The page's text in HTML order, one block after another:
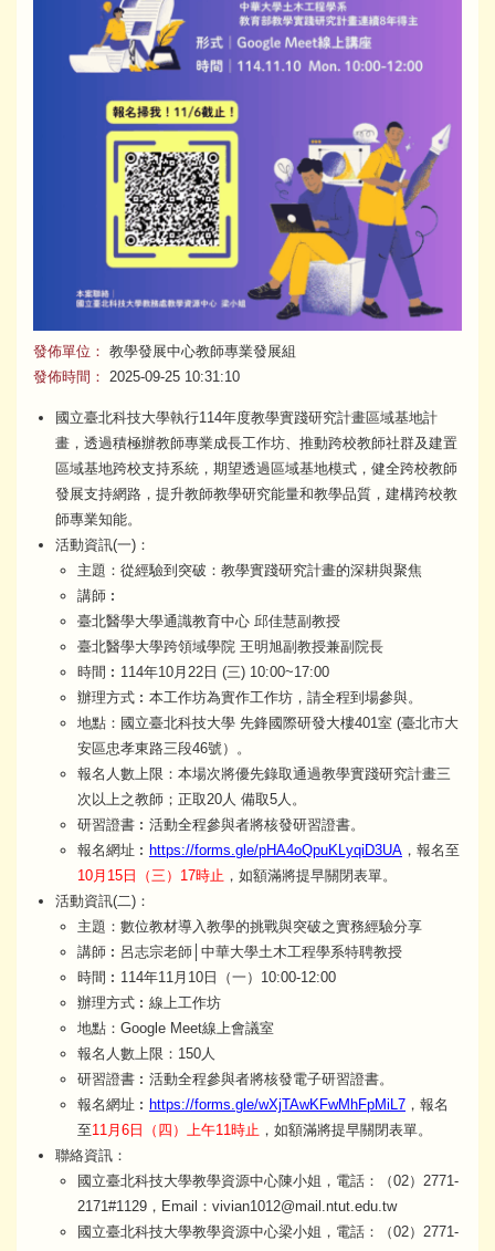
發佈單位： 教學發展中心教師專業發展組
發佈時間：
2025-09-25 10:31:10
國立臺北科技大學執行114年度教學實踐研究計畫區域基地計
畫，透過積極辦教師專業成長工作坊、推動跨校教師社群及建置
區域基地跨校支持系統，期望透過區域基地模式，健全跨校教師
發展支持網路，提升教師教學研究能量和教學品質，建構跨校教
師專業知能。
活動資訊(一)：
主題：從經驗到突破：教學實踐研究計畫的深耕與聚焦
講師︰
臺北醫學大學通識教育中心 邱佳慧副教授
臺北醫學大學跨領域學院 王明旭副教授兼副院長
時間︰114年10月22日 (三) 10:00~17:00
辦理方式︰本工作坊為實作工作坊，請全程到場參與。
地點：國立臺北科技大學 先鋒國際研發大樓401室 (臺北市大
安區忠孝東路三段46號）。
報名人數上限：本場次將優先錄取通過教學實踐研究計畫三
次以上之教師；正取20人 備取5人。
研習證書︰活動全程參與者將核發研習證書。
報名網址︰ https://forms.gle/pHA4oQpuKLyqiD3UA ，報名至
10月15日（三）17時止 ，如額滿將提早關閉表單。
活動資訊(二)：
主題：數位教材導入教學的挑戰與突破之實務經驗分享
講師︰呂志宗老師│中華大學土木工程學系特聘教授
時間︰114年11月10日（一）10:00-12:00
辦理方式︰線上工作坊
地點：Google Meet線上會議室
報名人數上限：150人
研習證書︰活動全程參與者將核發電子研習證書。
報名網址︰ https://forms.gle/wXjTAwKFwMhFpMiL7 ，報名
至11月6日（四）上午11時止 ，如額滿將提早關閉表單。
聯絡資訊：
國立臺北科技大學教學資源中心陳小姐，電話：（02）2771-
2171#1129，Email：vivian1012@mail.ntut.edu.tw
國立臺北科技大學教學資源中心梁小姐，電話：（02）2771-